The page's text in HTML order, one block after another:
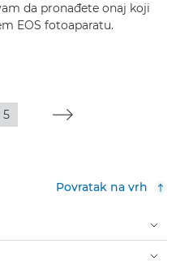
da pronađete onaj koji
EOS fotoaparatu.
5
Povratak na vrh